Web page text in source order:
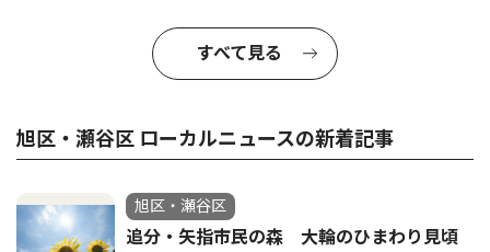
すべて見る
旭区・瀬谷区 ローカルニュースの新着記事
旭区・瀬谷区
追分・矢指市民の森 大輪のひまわり見頃